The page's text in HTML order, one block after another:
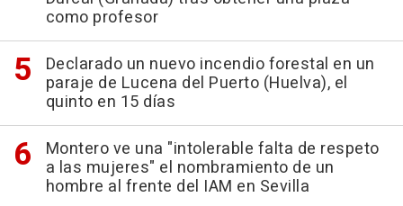
como profesor
Declarado un nuevo incendio forestal en un
paraje de Lucena del Puerto (Huelva), el
quinto en 15 días
Montero ve una "intolerable falta de respeto
a las mujeres" el nombramiento de un
hombre al frente del IAM en Sevilla